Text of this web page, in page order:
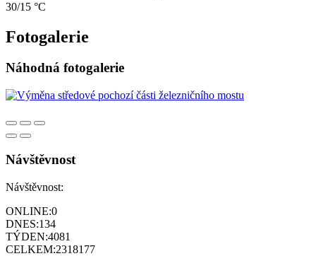
30/15 °C
Fotogalerie
Náhodná fotogalerie
Návštěvnost
Návštěvnost:
ONLINE:0
DNES:134
TÝDEN:4081
CELKEM:2318177